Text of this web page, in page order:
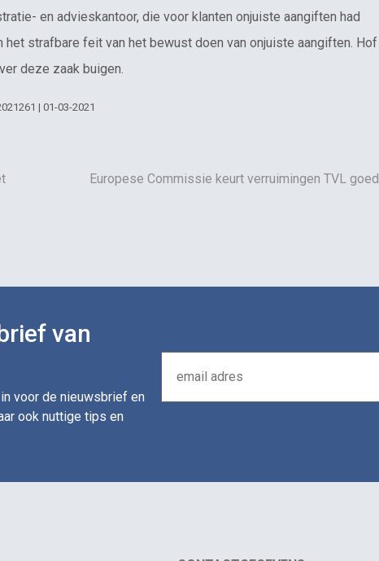
en advieskantoor, die voor klanten onjuiste aangiften had
het strafbare feit van het bewust doen van onjuiste aangiften. Hof
deze zaak buigen.
| 01-03-2021
Europese Commissie keurt verruimingen TVL goed
van
voor de nieuwsbrief en
ook nuttige tips en